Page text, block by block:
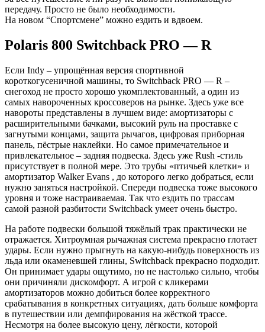
передачу. Просто не было необходимости.
На новом “Спортсмене” можно ездить и вдвоем.
Polaris 800 Switchback PRO — R
Если Indy – упрощённая версия спортивной
короткогусеничной машины, то Switchback PRO — R –
снегоход не просто хорошо укомплектованный, а один из
самых навороченных кроссоверов на рынке. Здесь уже все
навороты представлены в лучшем виде: амортизаторы с
расширительными бачками, высокий руль на проставке с
загнутыми концами, защита рычагов, цифровая приборная
панель, пёстрые наклейки. Но самое примечательное и
привлекательное – задняя подвеска. Здесь уже Rush -стиль
присутствует в полной мере. Это трубы «птичьей клетки» и
амортизатор Walker Evans , до которого легко добраться, если
нужно заняться настройкой. Спереди подвеска тоже высокого
уровня и тоже настраиваемая. Так что ездить по трассам
самой разной разбитости Switchback умеет очень быстро.
На работе подвески большой тяжёлый трак практически не
отражается. Хитроумная рычажная система прекрасно глотает
удары. Если нужно прыгнуть на какую-нибудь поверхность из
льда или окаменевшей глины, Switchback прекрасно подходит.
Он принимает удары ощутимо, но не настолько сильно, чтобы
они причиняли дискомфорт. А игрой с кликерами
амортизаторов можно добиться более корректного
срабатывания в конкретных ситуациях, дать больше комфорта
в путешествии или демпфирования на жёсткой трассе.
Несмотря на более высокую цену, лёгкости, которой